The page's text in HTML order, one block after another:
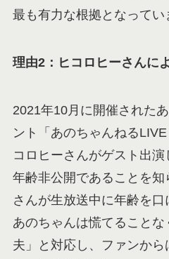
最も有力な根拠となってい
理由2：ヒコロヒーさんに
2021年10月に開催された
ント「あのちゃんねる
コロヒーさんがゲスト出
年齢非公開であることを
さんが生放送中に年齢を口
あのちゃんは慌てること
夫」と対応し、ファンから